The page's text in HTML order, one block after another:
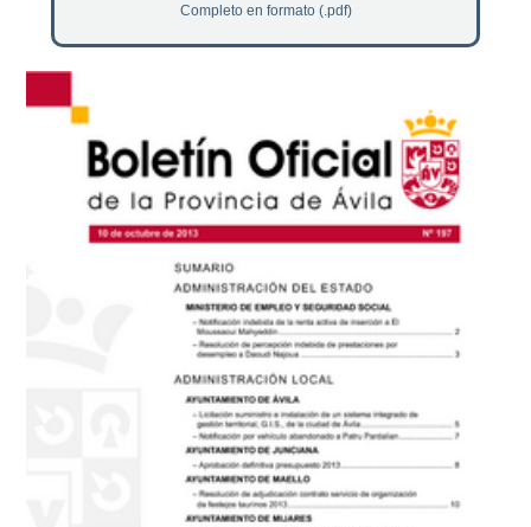
Completo en formato (.pdf)